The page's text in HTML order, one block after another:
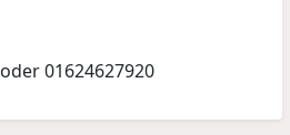
oder 01624627920